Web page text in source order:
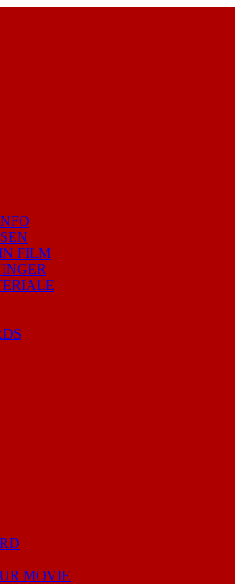
FILM
MOVIE